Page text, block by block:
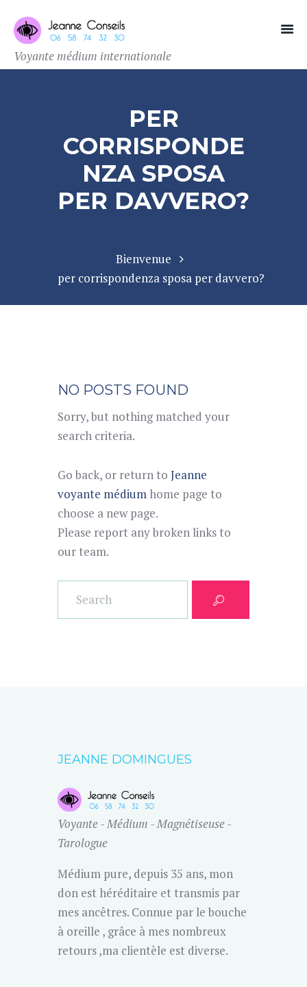
Voyante médium internationale
PER
CORRISPONDE
NZA SPOSA
PER DAVVERO?
Bienvenue
per corrispondenza sposa per davvero?
NO POSTS FOUND
Sorry, but nothing matched your
search criteria.
Go back, or return to Jeanne
voyante médium home page to
choose a new page.
Please report any broken links to
our team.
JEANNE DOMINGUES
Voyante - Médium - Magnétiseuse -
Tarologue
Médium pure, depuis 35 ans, mon
don est héréditaire et transmis par
mes ancêtres. Connue par le bouche
à oreille , grâce à mes nombreux
retours ,ma clientèle est diverse.